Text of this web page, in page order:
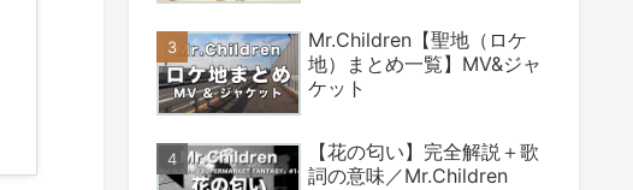
Mr.Children【聖地（ロケ
地）まとめ一覧】MV&ジャ
ケット
【花の匂い】完全解説＋歌
詞の意味／Mr.Children